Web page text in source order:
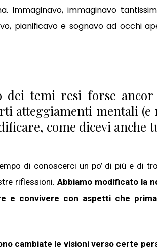
Immaginavo, immaginavo
pianificavo e sognavo ad occhi
dei temi resi forse
atteggiamenti mentali (e
come dicevi anche
di conoscerci un po’ di più e di
riflessioni. Abbiamo modificato la
e convivere con aspetti che
cambiate le visioni verso certe